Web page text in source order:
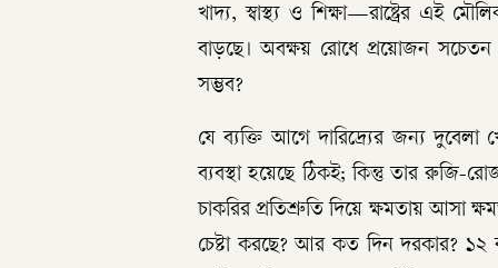
খাদ্য, স্বাস্থ্য ও শিক্ষা—রাষ্ট্রের এই
বাড়ছে। অবক্ষয় রোধে প্রয়োজন
সম্ভব?
যে ব্যক্তি আগে দারিদ্র্যের জন্য দুবেলা
ব্যবস্থা হয়েছে ঠিকই; কিন্তু তার রুজি-
চাকরির প্রতিশ্রুতি দিয়ে ক্ষমতায় আসা
চেষ্টা করছে? আর কত দিন দরকার? ১২